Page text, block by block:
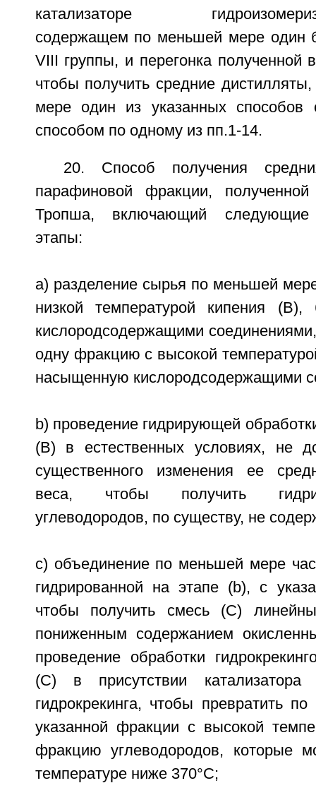
катализаторе
содержащем по меньшей мере один
VIII группы, и перегонка
чтобы получить средние
мере один из указанных способов
способом по одному из пп.1-14.
20. Способ получения
парафиновой фракции,
Тропша, включающий следующие
этапы:
a) разделение сырья по меньшей
низкой температурой кипения
кислородсодержащими
одну фракцию с высокой
насыщенную кислородсодержащими
b) проведение гидрирующей
(В) в естественных условиях, не
существенного изменения ее
веса, чтобы получить
углеводородов, по существу, не
c) объединение по меньшей мере
гидрированной на этапе (b), с
чтобы получить смесь (С)
пониженным содержанием
проведение обработки
(С) в присутствии катализатора
гидрокрекинга, чтобы превратить
указанной фракции с высокой
фракцию углеводородов, которые
температуре ниже 370°С;